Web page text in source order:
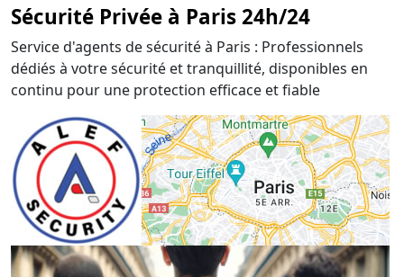
Sécurité Privée à Paris 24h/24
Service d'agents de sécurité à Paris : Professionnels
dédiés à votre sécurité et tranquillité, disponibles en
continu pour une protection efficace et fiable